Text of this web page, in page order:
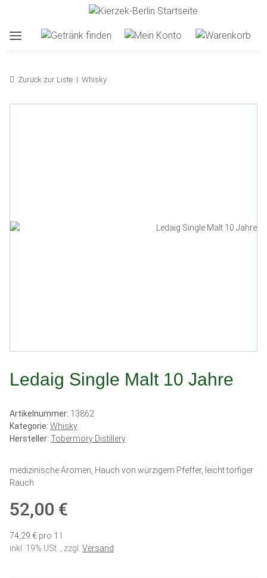
Zurück zur Liste Whisky
Ledaig Single Malt 10 Jahre
Artikelnummer: 13862
Kategorie: Whisky
Hersteller: Tobermory Distillery
medizinische Aromen, Hauch von würzigem Pfeffer, leicht torfiger
Rauch
52,00 €
74,29 € pro 1 l
inkl. 19% USt. , zzgl. Versand